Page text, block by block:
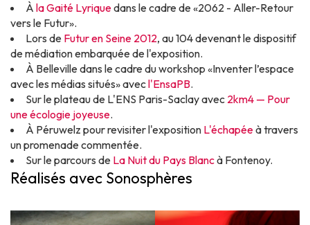
À la Gaité Lyriquedans le cadre de «2062 - Aller-Retour
vers le Futur».
Lors de Futur en Seine 2012, au 104 devenant le dispositif
de médiation embarquée de l'exposition.
À Belleville dans le cadre du workshop «Inventer l’espace
avec les médias situés» avecl'EnsaPB.
Sur le plateau de L'ENS Paris-Saclay avec 2km4 — Pour
une écologie joyeuse.
À Péruwelz pour revisiter l'exposition L'échapéeà travers
un promenade commentée.
Sur le parcours de La Nuit du Pays Blancà Fontenoy.
Réalisés avec Sonosphères